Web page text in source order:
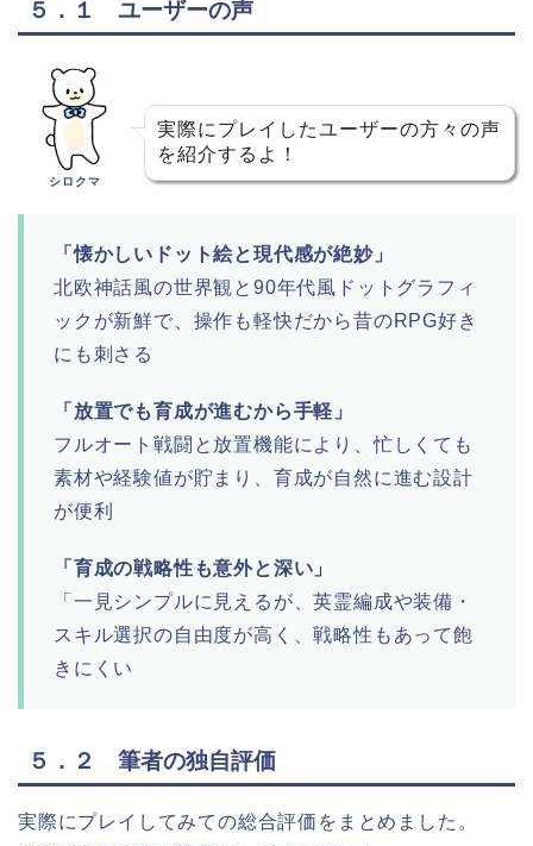
５．１ ユーザーの声
シロクマ
実際にプレイしたユーザーの方々の声
を紹介するよ！
「懐かしいドット絵と現代感が絶妙」
北欧神話風の世界観と90年代風ドットグラフィ
ックが新鮮で、操作も軽快だから昔のRPG好き
にも刺さる
「放置でも育成が進むから手軽」
フルオート戦闘と放置機能により、忙しくても
素材や経験値が貯まり、育成が自然に進む設計
が便利
「育成の戦略性も意外と深い」
「一見シンプルに見えるが、英霊編成や装備・
スキル選択の自由度が高く、戦略性もあって飽
きにくい
５．２ 筆者の独自評価
実際にプレイしてみての総合評価をまとめました。